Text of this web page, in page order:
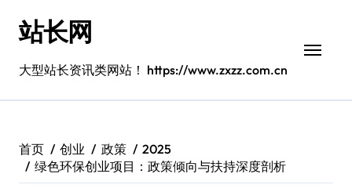
站长网
大型站长资讯类网站！ https://www.zxzz.com.cn
首页 创业 政策
2025
绿色环保创业项目：政策倾向与扶持深度剖析